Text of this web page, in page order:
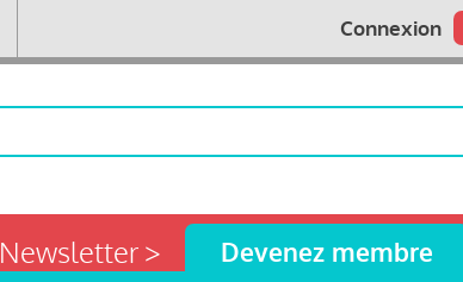
Connexion
> Devenez membre